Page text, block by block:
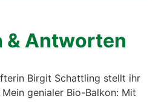
& Ant­wor­ten